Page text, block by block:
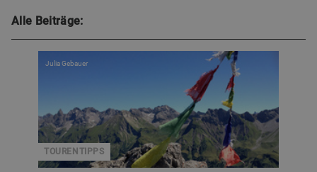
Alle Beiträge:
TOURENTIPPS
Julia Gebauer